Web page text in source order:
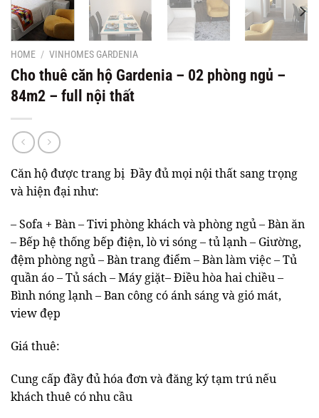
HOME / VINHOMES GARDENIA
Cho thuê căn hộ Gardenia – 02 phòng ngủ –
84m2 – full nội thất
Căn hộ được trang bị Đầy đủ mọi nội thất sang trọng
và hiện đại như:
– Sofa + Bàn – Tivi phòng khách và phòng ngủ – Bàn ăn
– Bếp hệ thống bếp điện, lò vi sóng – tủ lạnh – Giường,
đệm phòng ngủ – Bàn trang điểm – Bàn làm việc – Tủ
quần áo – Tủ sách – Máy giặt– Điều hòa hai chiều –
Bình nóng lạnh – Ban công có ánh sáng và gió mát,
view đẹp
Giá thuê:
Cung cấp đầy đủ hóa đơn và đăng ký tạm trú nếu
khách thuê có nhu cầu